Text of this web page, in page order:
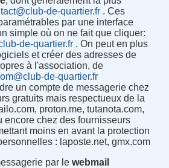
de-quartier.fr . Ces
par une interface
simple où on ne fait que cliquer:
de-quartier.fr . On peut en plus
et créer des adresses de
à l'association, de
de-quartier.fr
un compte de messagerie chez
gratuits mais respectueux de la
proton.me, tutanota.com,
encore chez des fournisseurs
moins en avant la protection
: laposte.net, gmx.com
par le webmail